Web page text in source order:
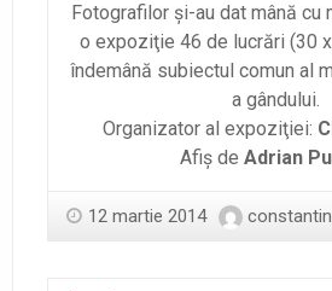
Fotografilor şi-au dat mână cu
o expoziţie 46 de lucrări (30
îndemână subiectul comun al
a gândului.
Organizator al expoziţiei:
Afiş deAdrian
12 martie 2014 constantin